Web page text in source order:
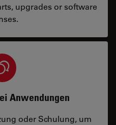
upgrades or software
Anwendungen
oder Schulung, um